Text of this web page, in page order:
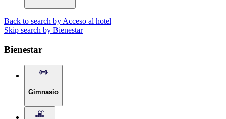
Back to search by Acceso al hotel
Skip search by Bienestar
Bienestar
Gimnasio